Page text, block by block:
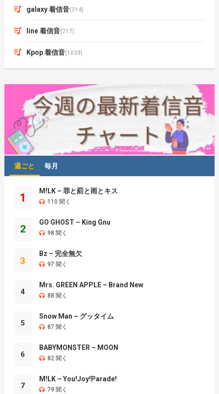
galaxy 着信音(314)
line 着信音(217)
Kpop 着信音(1039)
週ごと 毎月
1
M!LK – 罪と罰と雨とキス
110 聞く
2
GO GHOST – King Gnu
98 聞く
3
Bz – 完全無欠
97 聞く
4
Mrs. GREEN APPLE – Brand New
88 聞く
5
Snow Man – グッタイム
87 聞く
6
BABYMONSTER – MOON
82 聞く
7
M!LK – You!Joy!Parade!
79 聞く